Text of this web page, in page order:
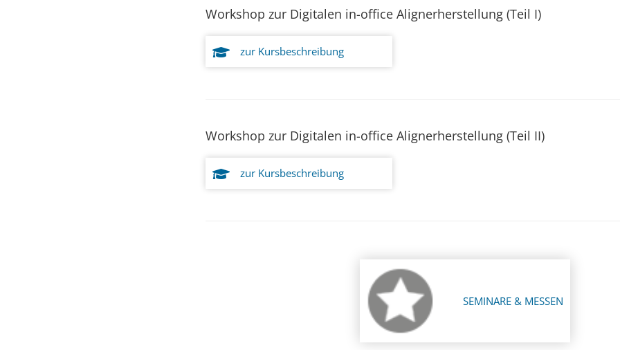
Workshop zur Digitalen in-office Alignerherstellung (Teil I)
zur Kursbeschreibung
Workshop zur Digitalen in-office Alignerherstellung (Teil II)
zur Kursbeschreibung
SEMINARE & MESSEN